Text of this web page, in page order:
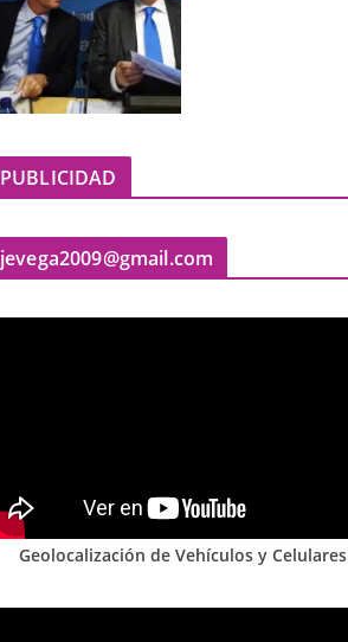
PUBLICIDAD
jevega2009@gmail.com
Geolocalización de Vehículos y Celulares